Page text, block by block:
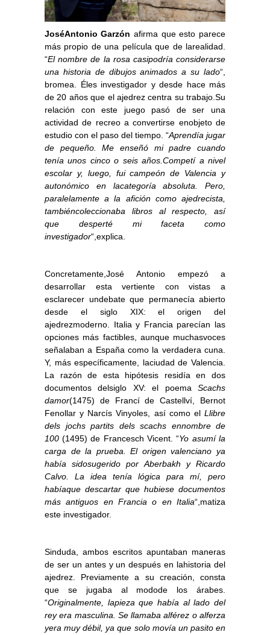
JoséAntonio Garzón afirma que esto parece
más propio de una película que de larealidad.
“El nombre de la rosa casipodría considerarse
una historia de dibujos animados a su lado“,
bromea. Éles investigador y desde hace más
de 20 años que el ajedrez centra su trabajo.Su
relación con este juego pasó de ser una
actividad de recreo a convertirse enobjeto de
estudio con el paso del tiempo. “Aprendía jugar
de pequeño. Me enseñó mi padre cuando
tenía unos cinco o seis años.Competí a nivel
escolar y, luego, fui campeón de Valencia y
autonómico en lacategoría absoluta. Pero,
paralelamente a la afición como ajedrecista,
tambiéncoleccionaba libros al respecto, así
que desperté mi faceta como
investigador“,explica.
Concretamente,José Antonio empezó a
desarrollar esta vertiente con vistas a
esclarecer undebate que permanecía abierto
desde el siglo XIX: el origen del
ajedrezmoderno. Italia y Francia parecían las
opciones más factibles, aunque muchasvoces
señalaban a España como la verdadera cuna.
Y, más específicamente, laciudad de Valencia.
La razón de esta hipótesis residía en dos
documentos delsiglo XV: el poema Scachs
damor(1475) de Francí de Castellví, Bernot
Fenollar y Narcís Vinyoles, así como el Llibre
dels jochs partits dels scachs ennombre de
100 (1495) de Francesch Vicent. “Yo asumí la
carga de la prueba. El origen valenciano ya
había sidosugerido por Aberbakh y Ricardo
Calvo. La idea tenía lógica para mí, pero
habíaque descartar que hubiese documentos
más antiguos en Francia o en Italia“,matiza
este investigador.
Sinduda, ambos escritos apuntaban maneras
de ser un antes y un después en lahistoria del
ajedrez. Previamente a su creación, consta
que se jugaba al modode los árabes.
“Originalmente, lapieza que había al lado del
rey era masculina. Se llamaba alférez o alferza
yera muy débil, ya que solo movía un pasito en